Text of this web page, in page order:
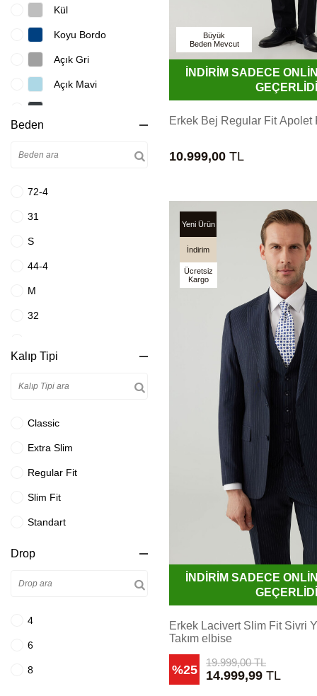
Kül
Koyu Bordo
Açık Gri
Açık Mavi
Beyaz
Gri
Gri Bej
Gri Kareli
Gri Krem
Gri Lacivert
Gri Mavi
Gül Kurusu
Beden
72-4
31
S
44-4
M
32
L
33
3XL
38
Kalıp Tipi
Classic
Extra Slim
Regular Fit
Slim Fit
Standart
Drop
4
6
8
Büyük
Beden Mevcut
İNDİRİM SADECE
Erkek Bej Regular Fit Apolet
10.999,00 TL
Yeni Ürün
İndirim
Ücretsiz
Kargo
İNDİRİM SADECE
Erkek Lacivert Slim Fit Sivri
Takım elbise
%25
19.999,00TL
14.999,99 TL